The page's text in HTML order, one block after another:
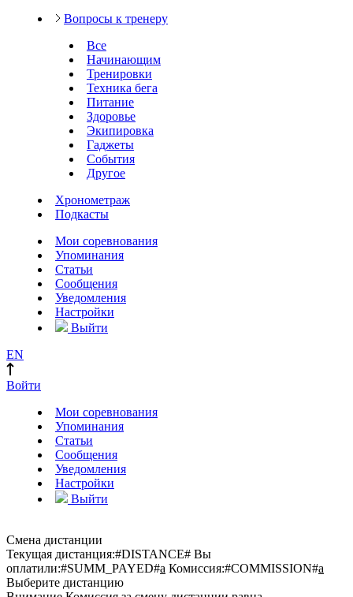
Вопросы к тренеру
Все
Начинающим
Тренировки
Техника бега
Питание
Здоровье
Экипировка
Гаджеты
События
Другое
Хронометраж
Подкасты
Мои соревнования
Упоминания
Статьи
Сообщения
Уведомления
Настройки
Выйти
EN
Войти
Мои соревнования
Упоминания
Статьи
Сообщения
Уведомления
Настройки
Выйти
Смена дистанции
Текущая дистанция:#DISTANCE# Вы
оплатили:#SUMM_PAYED#a Комиссия:#COMMISSION#a
Выберите дистанцию